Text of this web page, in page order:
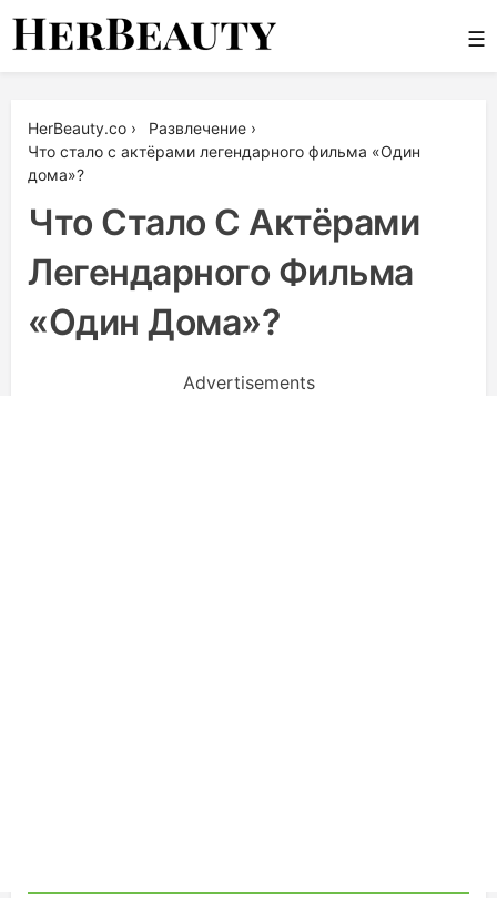
Skip
☰
HerBeauty.co › Развлечение ›
Что стало с актёрами легендарного фильма «Один
дома»?
Что Стало С Актёрами
Легендарного Фильма
«Один Дома»?
Advertisements